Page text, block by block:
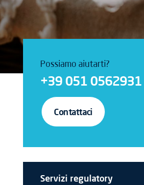
Possiamo aiutarti?
+39 051 0562931
Contattaci
Servizi regulatory